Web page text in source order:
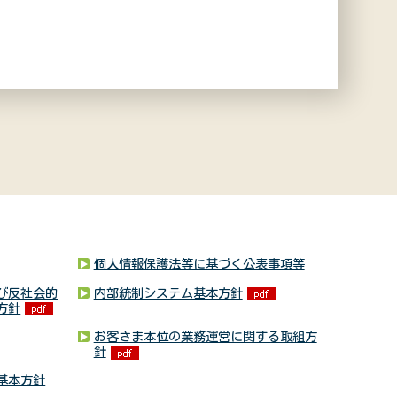
個人情報保護法等に基づく公表事項等
反社会的
針
内部統制システム基本方針
お客さま本位の業務運営に関する取組方
針
本方針